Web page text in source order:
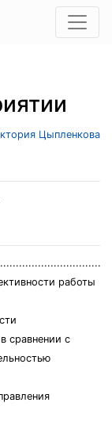
Цыпленкова
работы
сравнении с